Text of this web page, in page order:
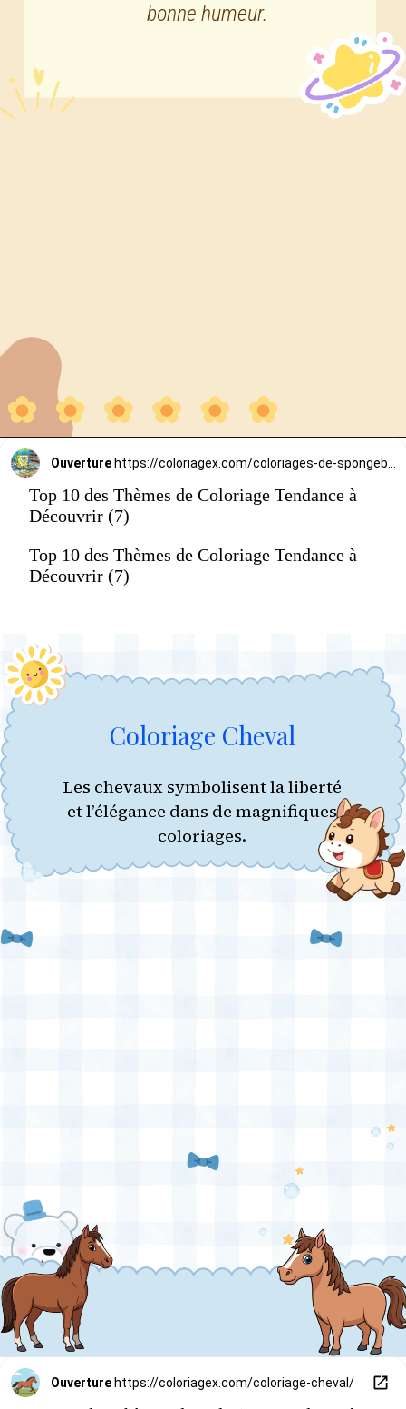
bonne humeur.
Ouverture
Top 10 des Thèmes de Coloriage Tendance à
Découvrir (7)
Top 10 des Thèmes de Coloriage Tendance à
Découvrir (7)
Coloriage Cheval
Les chevaux symbolisent la liberté
et l’élégance dans de magnifiques
coloriages.
Ouverture https://coloriagex.com/coloriage-cheval/